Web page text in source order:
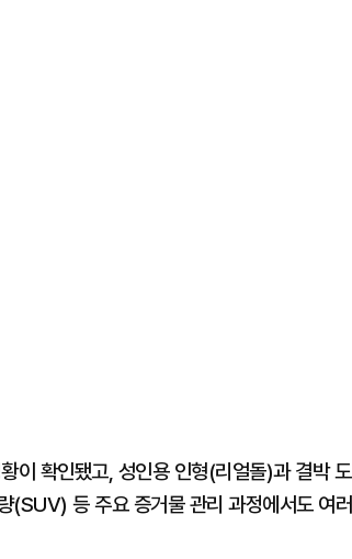
이 확인됐고, 성인용 인형(리얼돌)과 결박 도
(SUV) 등 주요 증거물 관리 과정에서도 여러